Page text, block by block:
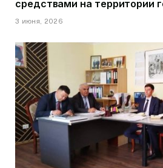
средствами на территории
3 июня, 2026